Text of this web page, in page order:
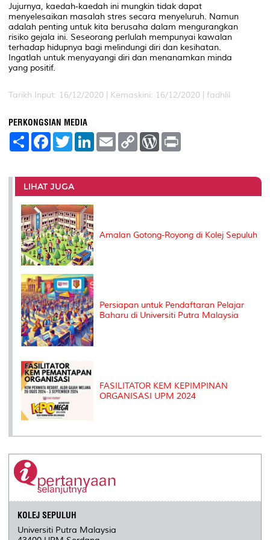
Jujurnya, kaedah-kaedah ini mungkin tidak dapat
menyelesaikan masalah stres secara menyeluruh. Namun
adalah penting untuk kita berusaha dalam mengurangkan
risiko gejala ini. Seseorang perlulah mempunyai kawalan
terhadap hidupnya bagi melindungi diri dan kesihatan.
Ingatlah untuk menyayangi diri dan menanamkan minda
yang positif.
Tarikh Input: 16/12/2020 | Kemaskini: 16/12/2020 | fadhlil
PERKONGSIAN MEDIA
S
e
F
a
b
o
o
k
T
w
t
e
r
L
e
I
E
m
l
C
L
n
W
P
e
t
LIHAT JUGA
Amalan Gotong-Royong di Kolej Sepuluh
Persiapan untuk Pendaftaran Pelajar
Baharu di Universiti Putra Malaysia
FASILITATOR KEM KEPIMPINAN
ORGANISASI UPM 2024
KOLEJ SEPULUH
Universiti Putra Malaysia